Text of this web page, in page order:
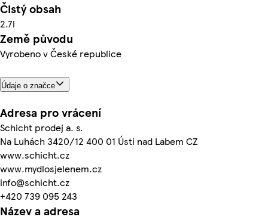
Čistý obsah
2.7l
Země původu
Vyrobeno v České republice
Údaje o značce
Adresa pro vrácení
Schicht prodej a. s.
Na Luhách 3420/12 400 01 Ústi nad Labem CZ
www.schicht.cz
www.mydlosjelenem.cz
info@schicht.cz
+420 739 095 243
Název a adresa